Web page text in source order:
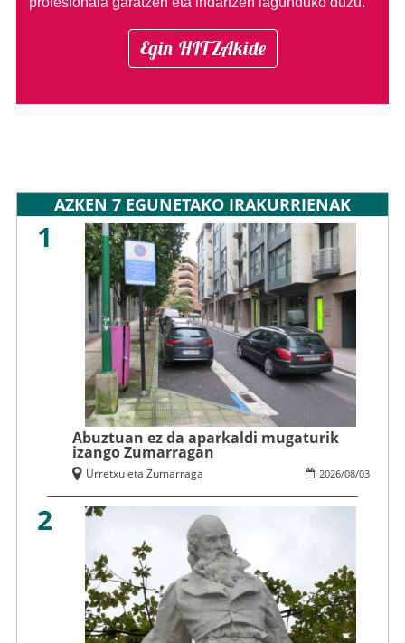
Egin HITZAkide
AZKEN 7 EGUNETAKO IRAKURRIENAK
1
Abuztuan ez da aparkaldi mugaturik
izango Zumarragan
2026/08/03
Urretxu eta Zumarraga
2